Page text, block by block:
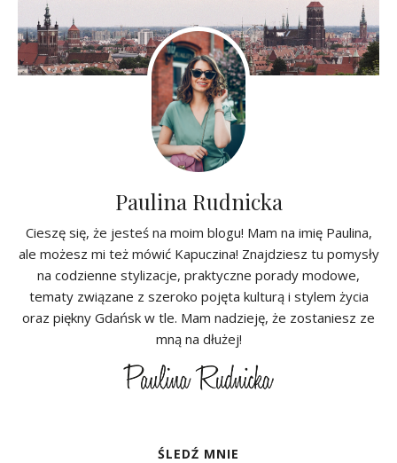
Paulina Rudnicka
Cieszę się, że jesteś na moim blogu! Mam na imię Paulina,
ale możesz mi też mówić Kapuczina! Znajdziesz tu pomysły
na codzienne stylizacje, praktyczne porady modowe,
tematy związane z szeroko pojęta kulturą i stylem życia
oraz piękny Gdańsk w tle. Mam nadzieję, że zostaniesz ze
mną na dłużej!
ŚLEDŹ MNIE